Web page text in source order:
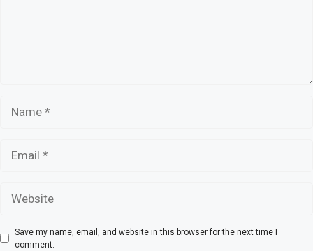
Save my name, email, and website in this browser for the next time I
comment.